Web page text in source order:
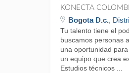
KONECTA
Bogota D.c.,
Tu talento tiene el
buscamos personas
una oportunidad
un equipo que crea
Estudios técnicos ...